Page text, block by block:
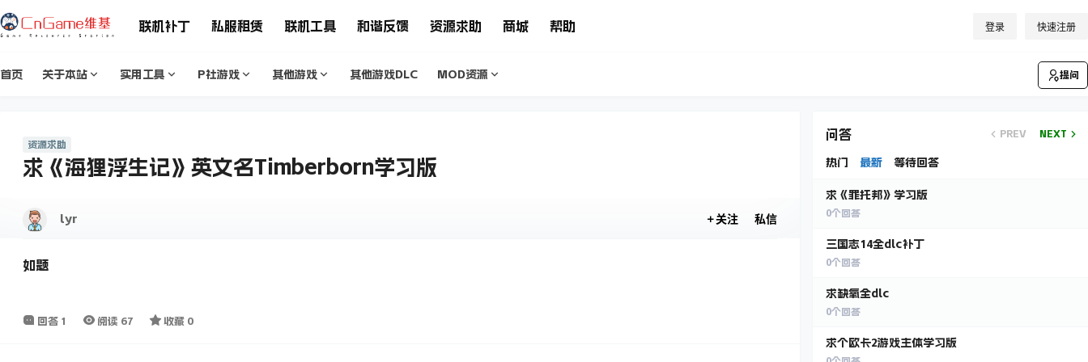
联机补丁 私服租赁 联机工具 和谐反馈 资源求助 商城 帮助 登录 快速注册
首页 关于本站 实用工具 P社游戏 其他游戏 其他游戏DLC MOD资源 提问
资源求助
求《海狸浮生记》英文名Timberborn学习版
lyr 关注 私信
如题
回答 1 阅读 67 收藏 0
问答 PREV NEXT
热门 最新 等待回答
求《罪托邦》学习版
0个回答
三国志14全dlc补丁
0个回答
求缺氧全dlc
0个回答
求个欧卡2游戏主体学习版